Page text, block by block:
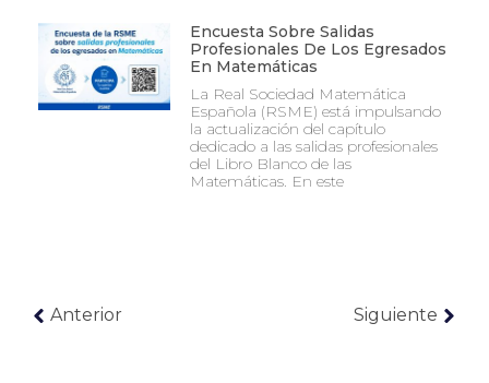
Encuesta Sobre Salidas
Profesionales De Los Egresados
En Matemáticas
La Real Sociedad Matemática
Española (RSME) está impulsando
la actualización del capítulo
dedicado a las salidas profesionales
del Libro Blanco de las
Matemáticas. En este
Anterior Siguiente